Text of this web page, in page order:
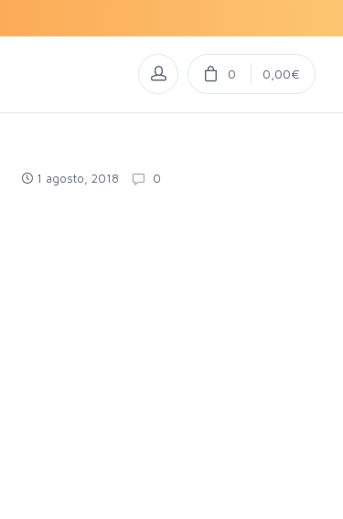
0 0,00€
1 agosto, 2018 0